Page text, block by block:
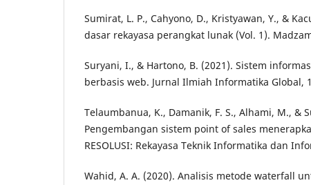
Sumirat, L. P., Cahyono, D., Kristyawan, Y., &
dasar rekayasa perangkat lunak (Vol. 1).
Suryani, I., & Hartono, B. (2021). Sistem
berbasis web. Jurnal Ilmiah Informatika Global,
Telaumbanua, K., Damanik, F. S., Alhami, M., &
Pengembangan sistem point of sales
RESOLUSI: Rekayasa Teknik Informatika dan
Wahid, A. A. (2020). Analisis metode waterfall